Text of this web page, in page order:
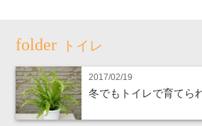
トイレ
2017/02/19
冬でもトイレで育てら